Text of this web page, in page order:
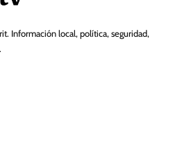
Información local, política, seguridad,